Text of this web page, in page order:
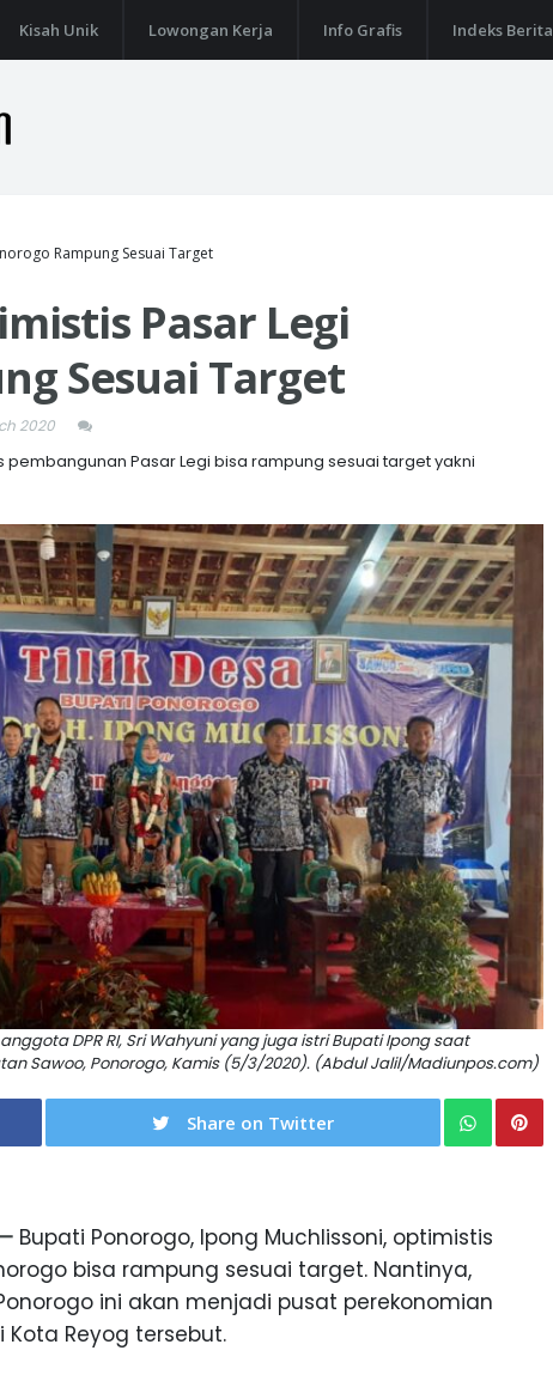
Kisah Unik Lowongan Kerja Info Grafis Indeks Berita
Rampung Sesuai Target
Pasar Legi
Sesuai Target
2020
pembangunan Pasar Legi bisa rampung sesuai target yakni
DPR RI, Sri Wahyuni yang juga istri Bupati Ipong saat
Sawoo, Ponorogo, Kamis (5/3/2020). (Abdul Jalil/Madiunpos.com)
Share on Twitter
Bupati Ponorogo, Ipong Muchlissoni, optimistis
bisa rampung sesuai target. Nantinya,
ini akan menjadi pusat perekonomian
Reyog tersebut.